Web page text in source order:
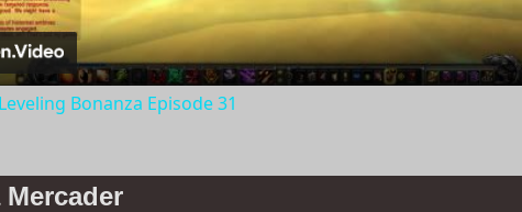
Bonanza Episode 31